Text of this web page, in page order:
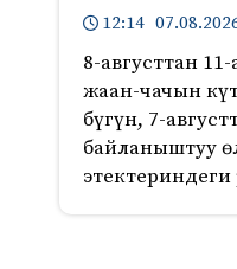
12:14
8-августтан
жаан-чачын
бүгүн, 7-
байланыштуу